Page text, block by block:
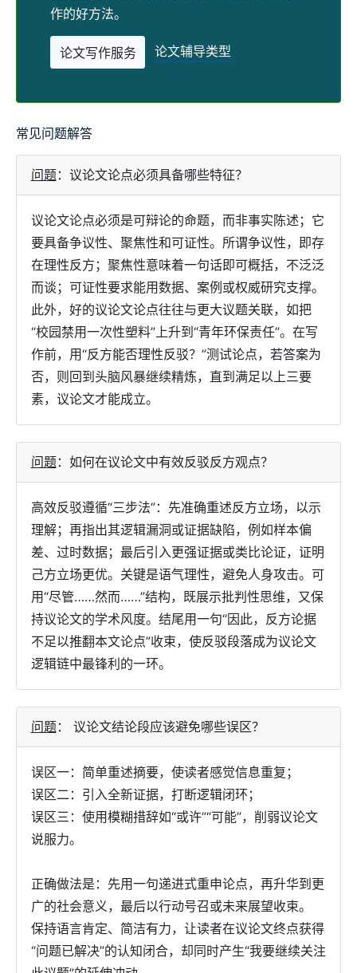
作的好方法。
论文写作服务 论文辅导类型
常见问题解答
问题： 议论文论点必须具备哪些特征？
议论文论点必须是可辩论的命题，而非事实陈述；它
要具备争议性、聚焦性和可证性。所谓争议性，即存
在理性反方；聚焦性意味着一句话即可概括，不泛泛
而谈；可证性要求能用数据、案例或权威研究支撑。
此外，好的议论文论点往往与更大议题关联，如把
“校园禁用一次性塑料”上升到“青年环保责任”。在写
作前，用“反方能否理性反驳？”测试论点，若答案为
否，则回到头脑风暴继续精炼，直到满足以上三要
素，议论文才能成立。
问题： 如何在议论文中有效反驳反方观点？
高效反驳遵循“三步法”：先准确重述反方立场，以示
理解；再指出其逻辑漏洞或证据缺陷，例如样本偏
差、过时数据；最后引入更强证据或类比论证，证明
己方立场更优。关键是语气理性，避免人身攻击。可
用“尽管……然而……”结构，既展示批判性思维，又保
持议论文的学术风度。结尾用一句“因此，反方论据
不足以推翻本文论点”收束，使反驳段落成为议论文
逻辑链中最锋利的一环。
问题： 议论文结论段应该避免哪些误区？
误区一：简单重述摘要，使读者感觉信息重复；
误区二：引入全新证据，打断逻辑闭环；
误区三：使用模糊措辞如“或许”“可能”，削弱议论文
说服力。
正确做法是：先用一句递进式重申论点，再升华到更
广的社会意义，最后以行动号召或未来展望收束。
保持语言肯定、简洁有力，让读者在议论文终点获得
“问题已解决”的认知闭合，却同时产生“我要继续关注